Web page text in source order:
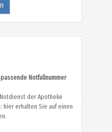
Notfallnummer
der Apotheke
hier erhalten Sie auf einen